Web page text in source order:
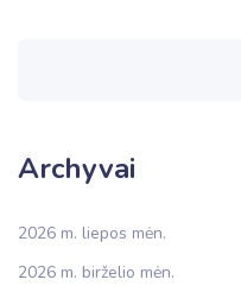
Archyvai
2026 m. liepos mėn.
2026 m. birželio mėn.